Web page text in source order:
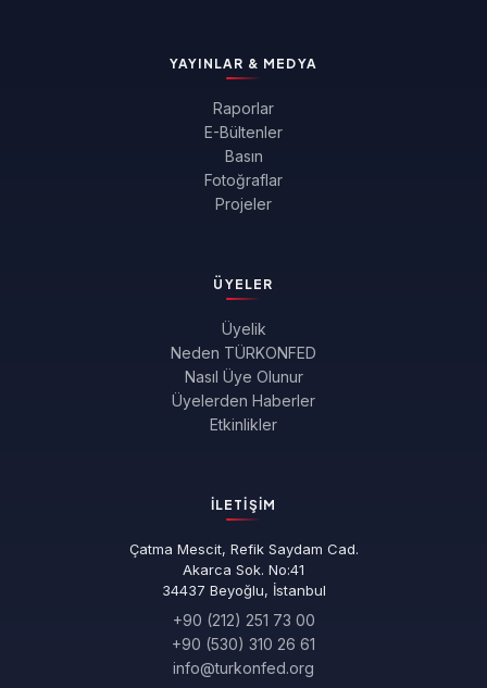
YAYINLAR & MEDYA
Raporlar
E-Bültenler
Basın
Fotoğraflar
Projeler
ÜYELER
Üyelik
Neden TÜRKONFED
Nasıl Üye Olunur
Üyelerden Haberler
Etkinlikler
İLETIŞIM
Çatma Mescit, Refik Saydam Cad.
Akarca Sok. No:41
34437 Beyoğlu, İstanbul
+90 (212) 251 73 00
+90 (530) 310 26 61
info@turkonfed.org